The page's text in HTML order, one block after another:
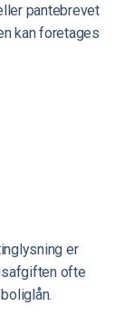
pantebrevet
kan foretages
er
ofte